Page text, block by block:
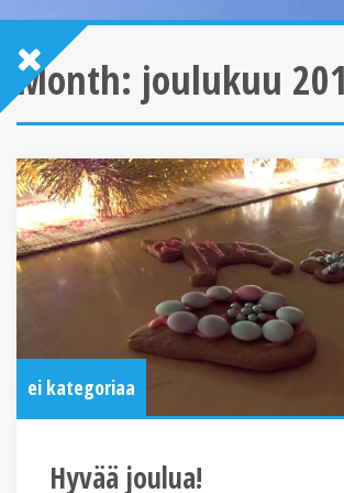
Month: joulukuu
ei kategoriaa
Hyvää joulua!